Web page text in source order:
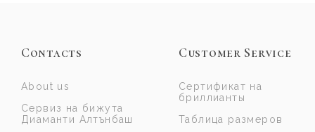
Contacts
About us
Сервиз на бижута
Диаманти Алтънбаш
Customer Service
Сертификат на
бриллианты
Таблица размеров